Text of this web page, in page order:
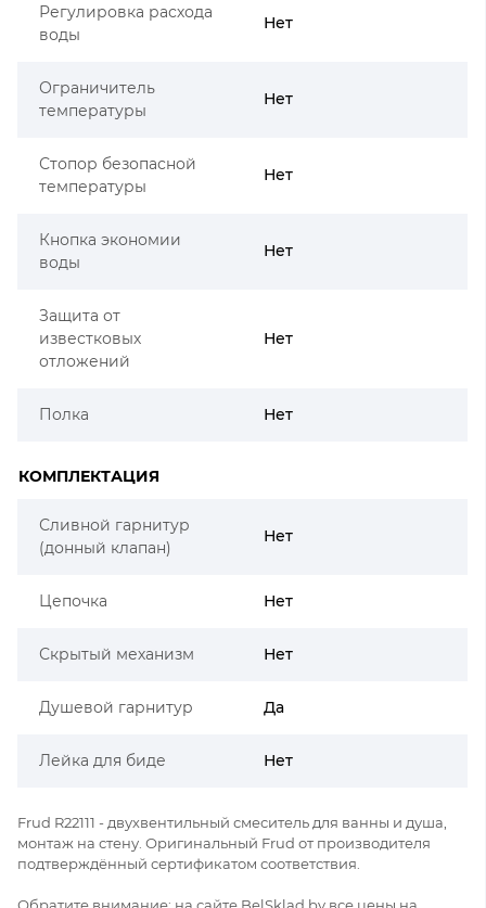
Регулировка расхода
воды
Нет
Ограничитель
температуры
Нет
Стопор безопасной
температуры
Нет
Кнопка экономии
воды
Нет
Защита от
известковых
отложений
Нет
Полка Нет
КОМПЛЕКТАЦИЯ
Сливной гарнитур
(донный клапан)
Нет
Цепочка Нет
Скрытый механизм Нет
Душевой гарнитур Да
Лейка для биде Нет
Frud R22111 - двухвентильный смеситель для ванны и душа,
монтаж на стену. Оригинальный Frud от производителя
подтверждённый сертификатом соответствия.
Обратите внимание: на сайте BelSklad.by все цены на